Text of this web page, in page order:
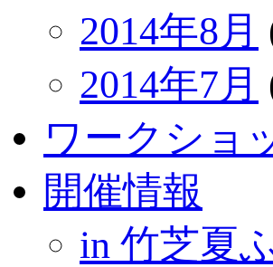
2014年8月
2014年7月
ワークショ
開催情報
in 竹芝夏